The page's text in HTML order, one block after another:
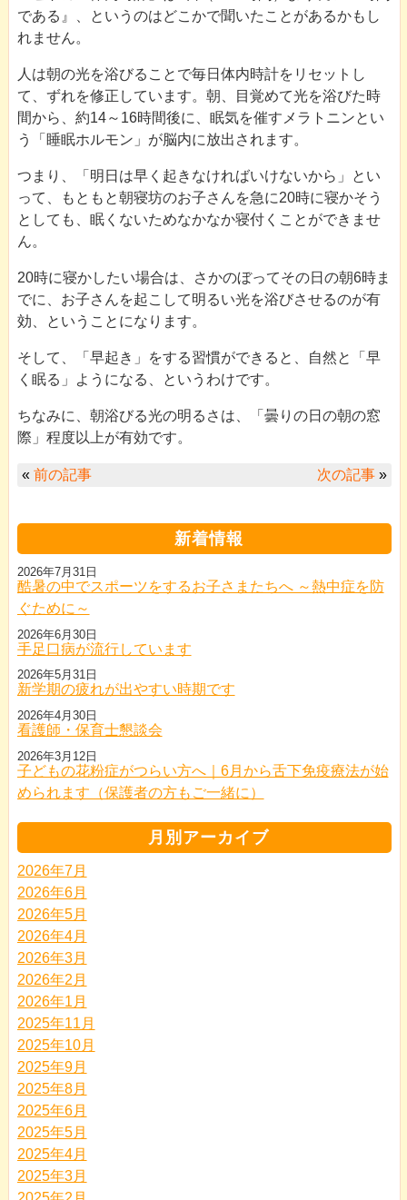
である』、というのはどこかで聞いたことがあるかもし
れません。
人は朝の光を浴びることで毎日体内時計をリセットし
て、ずれを修正しています。朝、目覚めて光を浴びた時
間から、約14～16時間後に、眠気を催すメラトニンとい
う「睡眠ホルモン」が脳内に放出されます。
つまり、「明日は早く起きなければいけないから」とい
って、もともと朝寝坊のお子さんを急に20時に寝かそう
としても、眠くないためなかなか寝付くことができませ
ん。
20時に寝かしたい場合は、さかのぼってその日の朝6時ま
でに、お子さんを起こして明るい光を浴びさせるのが有
効、ということになります。
そして、「早起き」をする習慣ができると、自然と「早
く眠る」ようになる、というわけです。
ちなみに、朝浴びる光の明るさは、「曇りの日の朝の窓
際」程度以上が有効です。
« 前の記事 次の記事 »
新着情報
酷暑の中でスポーツをするお子さまたちへ ～熱中症を防
ぐために～
2026年7月31日
手足口病が流行しています
2026年6月30日
新学期の疲れが出やすい時期です
2026年5月31日
看護師・保育士懇談会
2026年4月30日
子どもの花粉症がつらい方へ｜6月から舌下免疫療法が始
められます（保護者の方もご一緒に）
2026年3月12日
月別アーカイブ
2026年7月
2026年6月
2026年5月
2026年4月
2026年3月
2026年2月
2026年1月
2025年11月
2025年10月
2025年9月
2025年8月
2025年6月
2025年5月
2025年4月
2025年3月